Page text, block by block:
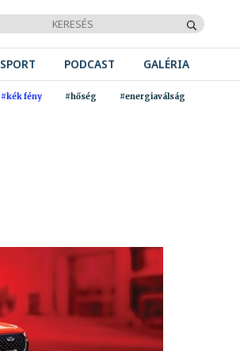
SPORT PODCAST GALÉRIA
#kék fény #hőség #energiaválság